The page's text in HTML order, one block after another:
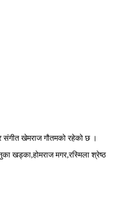
संगीत खेमराज गौतमको रहेको छ ।
खड्का,होमराज मगर,रस्मिला श्रेष्ठ